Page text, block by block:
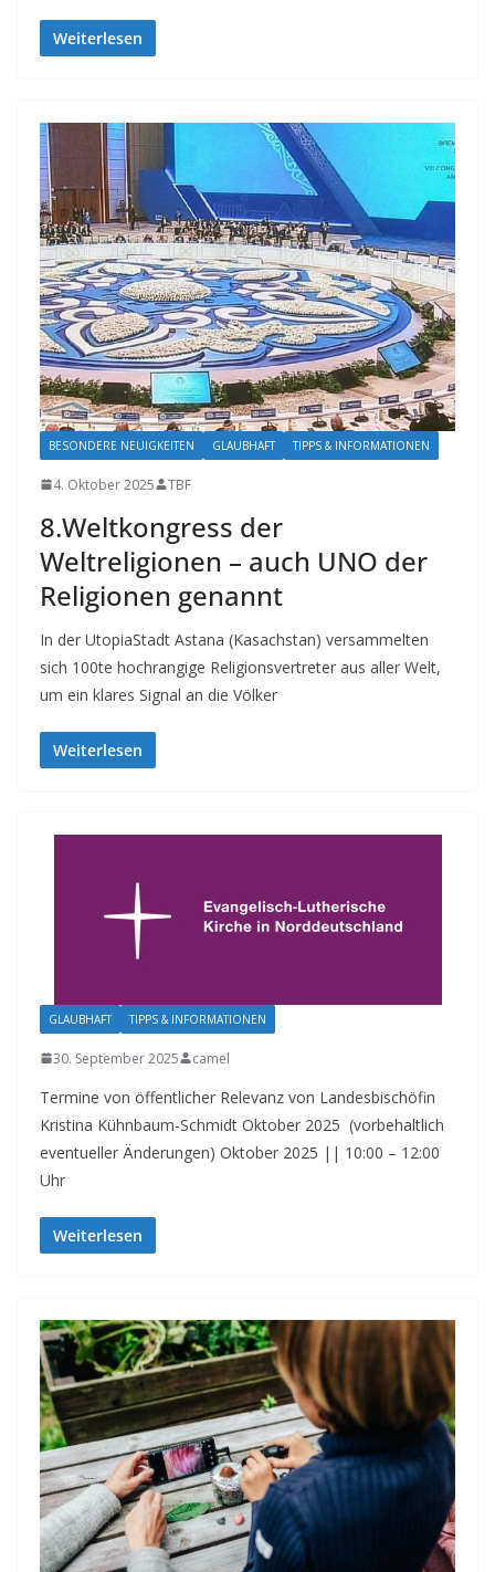
Weiterlesen
BESONDERE NEUIGKEITEN GLAUBHAFT TIPPS & INFORMATIONEN
4. Oktober 2025 TBF
8.Weltkongress der
Weltreligionen – auch UNO der
Religionen genannt
In der UtopiaStadt Astana (Kasachstan) versammelten
sich 100te hochrangige Religionsvertreter aus aller Welt,
um ein klares Signal an die Völker
Weiterlesen
GLAUBHAFT TIPPS & INFORMATIONEN
30. September 2025 camel
Termine von öffentlicher Relevanz von Landesbischöfin
Kristina Kühnbaum-Schmidt Oktober 2025 (vorbehaltlich
eventueller Änderungen) Oktober 2025 || 10:00 – 12:00
Uhr
Weiterlesen